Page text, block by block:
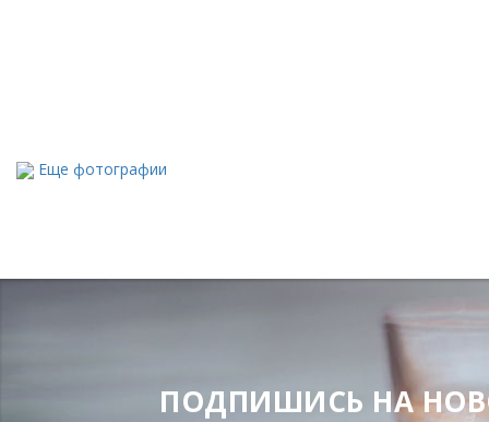
Еще фотографии
ПОДПИШИСЬ НА